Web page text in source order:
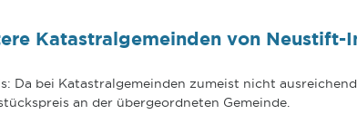
Katastralgemeinden von Neustift-
Da bei Katastralgemeinden zumeist nicht
an der übergeordneten Gemeinde.